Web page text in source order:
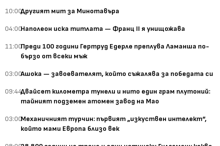
10:00Другият мит за Минотавъра
04:00Наполеон иска титлата — Франц II я унищожава
11:00Преди 100 години Гертруд Едерле преплува Ламанша по-
бързо от всеки мъж
03:00Ашока — завоевателят, който съжалява за победата си
09:44Двайсет километра тунели и нито един грам плутоний:
тайният подземен атомен завод на Мао
03:00Механичният турчин: първият „изкуствен интелект“,
който мами Европа близо век